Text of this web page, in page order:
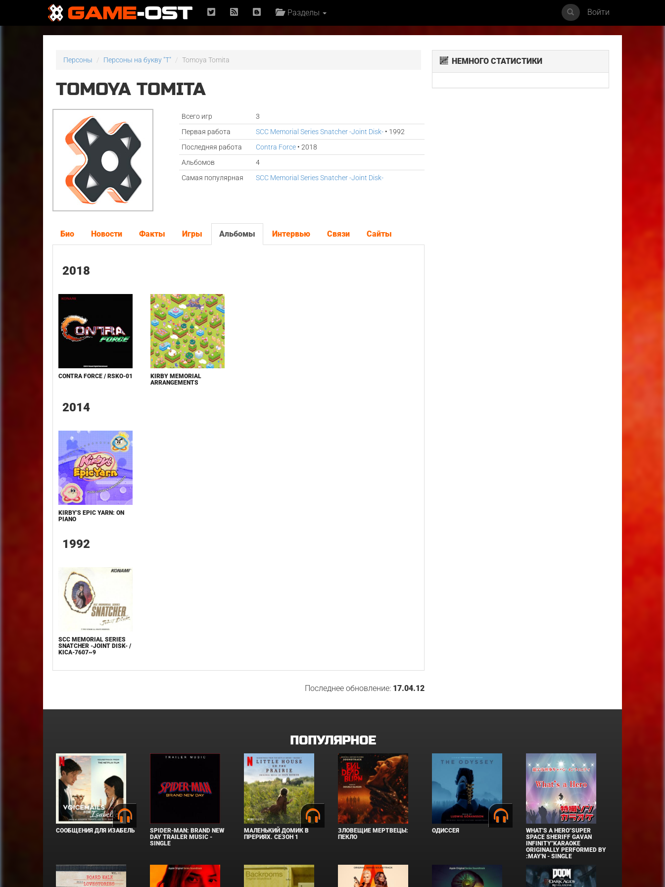
Разделы Войти
Персоны Персоны на букву "T" Tomoya Tomita
TOMOYA TOMITA
Всего игр
3
Первая работа
SCC Memorial Series Snatcher -Joint Disk-• 1992
Последняя работа
Contra Force• 2018
Альбомов
4
Самая популярная
SCC Memorial Series Snatcher -Joint Disk-
Био Новости Факты Игры Альбомы Интервью Связи Сайты
2018
CONTRA FORCE / RSKO-01
KIRBY MEMORIAL
ARRANGEMENTS
2014
KIRBY'S EPIC YARN: ON
PIANO
1992
SCC MEMORIAL SERIES
SNATCHER -JOINT DISK- /
KICA-7607~9
Последнее обновление: 17.04.12
НЕМНОГО СТАТИСТИКИ
ПОПУЛЯРНОЕ
СООБЩЕНИЯ ДЛЯ ИЗАБЕЛЬ
SPIDER-MAN: BRAND NEW
DAY TRAILER MUSIC -
SINGLE
МАЛЕНЬКИЙ ДОМИК В
ПРЕРИЯХ. СЕЗОН 1
ЗЛОВЕЩИЕ МЕРТВЕЦЫ:
ПЕКЛО
ОДИССЕЯ
WHAT'S A HERO"SUPER
SPACE SHERIFF GAVAN
INFINITY"KARAOKE
ORIGINALLY PERFORMED BY
:MAY'N - SINGLE